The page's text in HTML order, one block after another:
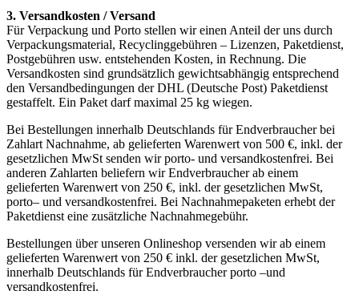
3. Versandkosten / Versand
Für Verpackung und Porto stellen wir einen Anteil der uns durch
Verpackungsmaterial, Recyclinggebühren – Lizenzen, Paketdienst,
Postgebühren usw. entstehenden Kosten, in Rechnung. Die
Versandkosten sind grundsätzlich gewichtsabhängig entsprechend
den Versandbedingungen der DHL (Deutsche Post) Paketdienst
gestaffelt. Ein Paket darf maximal 25 kg wiegen.
Bei Bestellungen innerhalb Deutschlands für Endverbraucher bei
Zahlart Nachnahme, ab gelieferten Warenwert von 500 €, inkl. der
gesetzlichen MwSt senden wir porto- und versandkostenfrei. Bei
anderen Zahlarten beliefern wir Endverbraucher ab einem
gelieferten Warenwert von 250 €, inkl. der gesetzlichen MwSt,
porto– und versandkostenfrei. Bei Nachnahmepaketen erhebt der
Paketdienst eine zusätzliche Nachnahmegebühr.
Bestellungen über unseren Onlineshop versenden wir ab einem
gelieferten Warenwert von 250 € inkl. der gesetzlichen MwSt,
innerhalb Deutschlands für Endverbraucher porto –und
versandkostenfrei.